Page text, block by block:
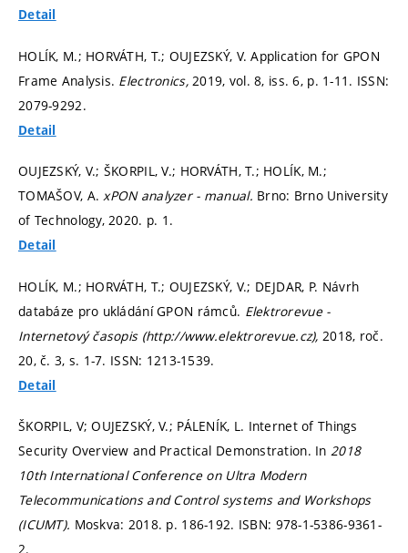
Detail
HOLÍK, M.; HORVÁTH, T.; OUJEZSKÝ, V. Application for GPON
Frame Analysis. Electronics, 2019, vol. 8, iss. 6, p. 1-11. ISSN:
2079-9292.
Detail
OUJEZSKÝ, V.; ŠKORPIL, V.; HORVÁTH, T.; HOLÍK, M.;
TOMAŠOV, A.xPON analyzer - manual. Brno: Brno University
of Technology, 2020. p. 1.
Detail
HOLÍK, M.; HORVÁTH, T.; OUJEZSKÝ, V.; DEJDAR, P. Návrh
databáze pro ukládání GPON rámců. Elektrorevue -
Internetový časopis (http://www.elektrorevue.cz), 2018, roč.
20, č. 3, s. 1-7. ISSN: 1213-1539.
Detail
ŠKORPIL, V; OUJEZSKÝ, V.; PÁLENÍK, L. Internet of Things
Security Overview and Practical Demonstration. In 2018
10th International Conference on Ultra Modern
Telecommunications and Control systems and Workshops
(ICUMT). Moskva: 2018. p. 186-192. ISBN: 978-1-5386-9361-
2.